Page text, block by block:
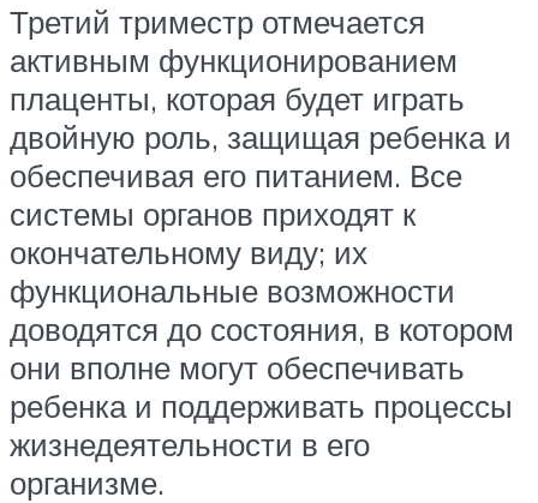
Третий триместр отмечается
активным функционированием
плаценты, которая будет играть
двойную роль, защищая ребенка и
обеспечивая его питанием. Все
системы органов приходят к
окончательному виду; их
функциональные возможности
доводятся до состояния, в котором
они вполне могут обеспечивать
ребенка и поддерживать процессы
жизнедеятельности в его
организме.